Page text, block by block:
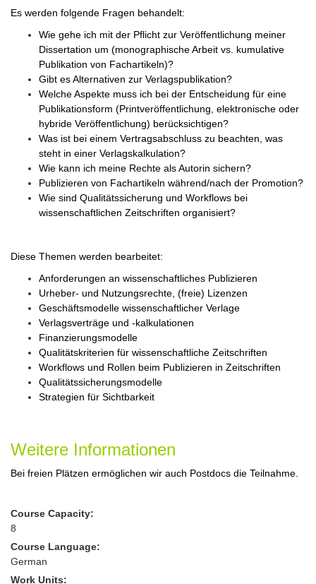
Es werden folgende Fragen behandelt:
Wie gehe ich mit der Pflicht zur Veröffentlichung meiner
Dissertation um (monographische Arbeit vs. kumulative
Publikation von Fachartikeln)?
Gibt es Alternativen zur Verlagspublikation?
Welche Aspekte muss ich bei der Entscheidung für eine
Publikationsform (Printveröffentlichung, elektronische oder
hybride Veröffentlichung) berücksichtigen?
Was ist bei einem Vertragsabschluss zu beachten, was
steht in einer Verlagskalkulation?
Wie kann ich meine Rechte als Autorin sichern?
Publizieren von Fachartikeln während/nach der Promotion?
Wie sind Qualitätssicherung und Workflows bei
wissenschaftlichen Zeitschriften organisiert?
Diese Themen werden bearbeitet:
Anforderungen an wissenschaftliches Publizieren
Urheber- und Nutzungsrechte, (freie) Lizenzen
Geschäftsmodelle wissenschaftlicher Verlage
Verlagsverträge und -kalkulationen
Finanzierungsmodelle
Qualitätskriterien für wissenschaftliche Zeitschriften
Workflows und Rollen beim Publizieren in Zeitschriften
Qualitätssicherungsmodelle
Strategien für Sichtbarkeit
Weitere Informationen
Bei freien Plätzen ermöglichen wir auch Postdocs die Teilnahme.
Course Capacity:
8
Course Language:
German
Work Units: